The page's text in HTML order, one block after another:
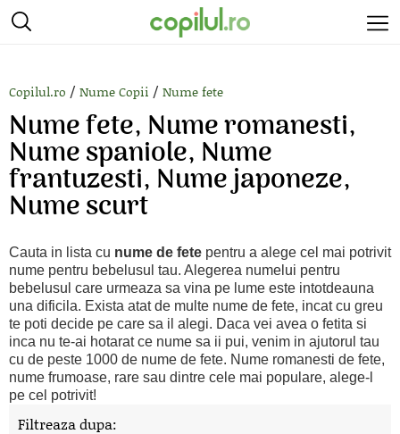
Copilul.ro / Nume Copii / Nume fete
Nume fete, Nume romanesti,
Nume spaniole, Nume
frantuzesti, Nume japoneze,
Nume scurt
Cauta in lista cu nume de fete pentru a alege cel mai potrivit
nume pentru bebelusul tau. Alegerea numelui pentru
bebelusul care urmeaza sa vina pe lume este intotdeauna
una dificila. Exista atat de multe nume de fete, incat cu greu
te poti decide pe care sa il alegi. Daca vei avea o fetita si
inca nu te-ai hotarat ce nume sa ii pui, venim in ajutorul tau
cu de peste 1000 de nume de fete. Nume romanesti de fete,
nume frumoase, rare sau dintre cele mai populare, alege-l
pe cel potrivit!
Filtreaza dupa: